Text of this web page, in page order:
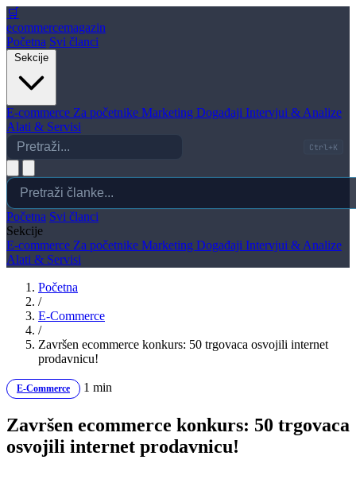
🛒
ecommercemagazin
Početna Svi članci
Sekcije
E-commerce Za početnike Marketing Događaji Intervjui & Analize
Alati & Servisi
Ctrl+K
Početna Svi članci
Sekcije
E-commerce Za početnike Marketing Događaji Intervjui & Analize
Alati & Servisi
Početna
/
E-Commerce
/
Završen ecommerce konkurs: 50 trgovaca osvojili internet
prodavnicu!
E-Commerce 1 min
Završen ecommerce konkurs: 50 trgovaca
osvojili internet prodavnicu!